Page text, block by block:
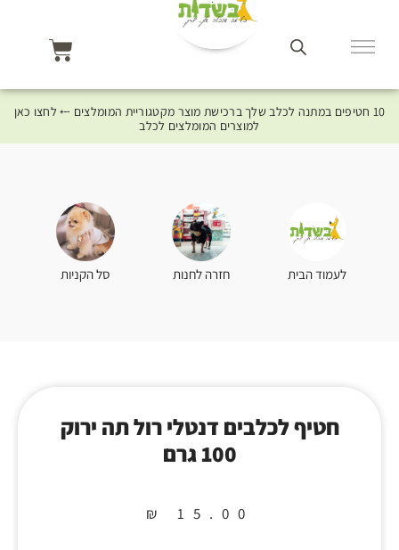
10 חטיפים במתנה לכלב שלך ברכישת מוצר מקטגוריית המומלצים ⤎ לחצו כאן
למוצרים המומלצים לכלב
לעמוד הבית חזרה לחנות סל הקניות
חטיף לכלבים דנטלי רול תה ירוק
100 גרם
₪ 15.00